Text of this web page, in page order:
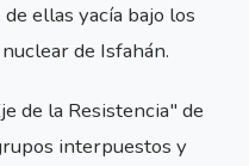
ellas yacía bajo los
de Isfahán.
de la Resistencia" de
interpuestos y